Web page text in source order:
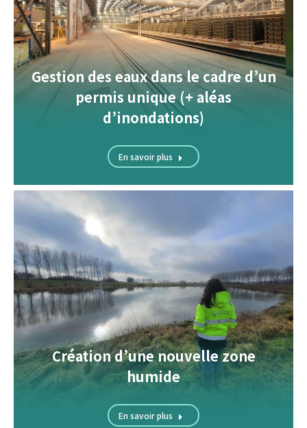
Gestion des eaux dans le cadre d’un
permis unique (+ aléas
d’inondations)
En savoir plus
Création d’une nouvelle zone
humide
En savoir plus